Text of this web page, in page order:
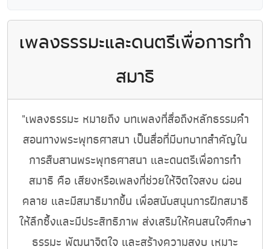
เพลงธรรมะและดนตรีเพื่อการทำ
สมาธิ
"เพลงธรรมะ หมายถึง บทเพลงที่สื่อถึงหลักธรรมคำ
สอนทางพระพุทธศาสนา เป็นสื่อที่มีบทบาทสำคัญใน
การสืบสานพระพุทธศาสนา และดนตรีเพื่อการทำ
สมาธิ คือ เสียงหรือเพลงที่ช่วยให้จิตใจสงบ ผ่อน
คลาย และมีสมาธิมากขึ้น เพื่อสนับสนุนการฝึกสมาธิ
ให้ลึกซึ้งและมีประสิทธิภาพ ส่งเสริมให้คนสนใจศึกษา
ธรรมะ พัฒนาจิตใจ และสร้างความสงบ เหมาะ